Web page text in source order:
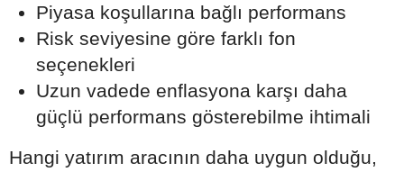
Piyasa koşullarına bağlı performans
Risk seviyesine göre farklı fon
seçenekleri
Uzun vadede enflasyona karşı daha
güçlü performans gösterebilme ihtimali
Hangi yatırım aracının daha uygun olduğu,